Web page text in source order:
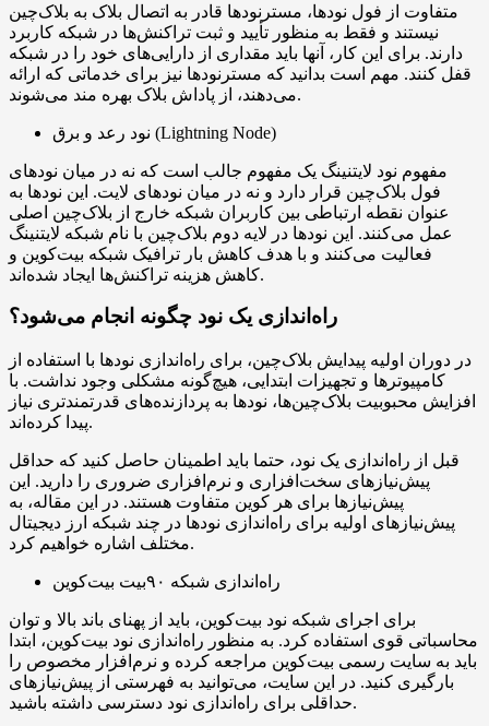
متفاوت از فول نودها، مسترنودها قادر به اتصال بلاک به بلاک‌چین
نیستند و فقط به منظور تأیید و ثبت تراکنش‌ها در شبکه کاربرد
دارند. برای این کار، آنها باید مقداری از دارایی‌های خود را در شبکه
قفل کنند. مهم است بدانید که مسترنودها نیز برای خدماتی که ارائه
می‌دهند، از پاداش بلاک بهره مند می‌شوند.
نود رعد و برق (Lightning Node)
مفهوم نود لایتنینگ یک مفهوم جالب است که نه در میان نودهای
فول بلاک‌چین قرار دارد و نه در میان نودهای لایت. این نودها به
عنوان نقطه ارتباطی بین کاربران شبکه خارج از بلاک‌چین اصلی
عمل می‌کنند. این نودها در لایه دوم بلاک‌چین با نام شبکه لایتنینگ
فعالیت می‌کنند و با هدف کاهش بار ترافیک شبکه بیت‌کوین و
کاهش هزینه تراکنش‌ها ایجاد شده‌اند.
راه‌اندازی یک نود چگونه انجام می‌شود؟
در دوران اولیه پیدایش بلاک‌چین، برای راه‌اندازی نودها با استفاده از
کامپیوترها و تجهیزات ابتدایی، هیچ‌گونه مشکلی وجود نداشت. با
افزایش محبوبیت بلاک‌چین‌ها، نودها به پردازنده‌های قدرتمندتری نیاز
پیدا کرده‌اند.
قبل از راه‌اندازی یک نود، حتما باید اطمینان حاصل کنید که حداقل
پیش‌نیازهای سخت‌افزاری و نرم‌افزاری ضروری را دارید. این
پیش‌نیازها برای هر کوین متفاوت هستند. در این مقاله، به
پیش‌نیازهای اولیه برای راه‌اندازی نودها در چند شبکه ارز دیجیتال
مختلف اشاره خواهیم کرد.
راه‌اندازی شبکه ۹۰بیت بیت‌کوین
برای اجرای شبکه نود بیت‌کوین، باید از پهنای باند بالا و توان
محاسباتی قوی استفاده کرد. به منظور راه‌اندازی نود بیت‌کوین، ابتدا
باید به سایت رسمی بیت‌کوین مراجعه کرده و نرم‌افزار مخصوص را
بارگیری کنید. در این سایت، می‌توانید به فهرستی از پیش‌نیازهای
حداقلی برای راه‌اندازی نود دسترسی داشته باشید.